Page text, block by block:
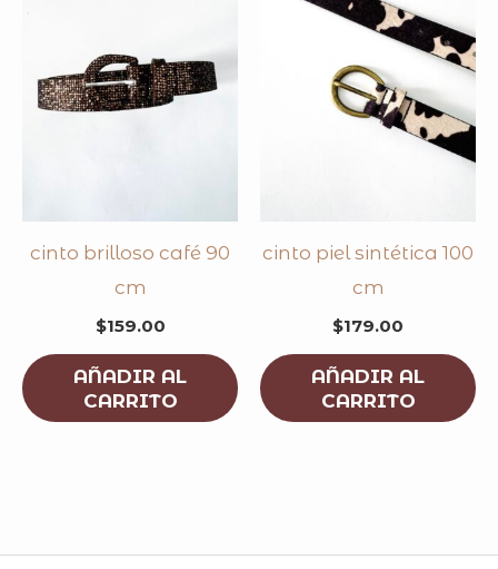
cinto brilloso café 90
cm
$159.00
AÑADIR AL
CARRITO
cinto piel sintética 100
cm
$179.00
AÑADIR AL
CARRITO